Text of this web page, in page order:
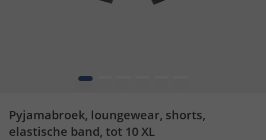
1
Pyjamabroek, loungewear, shorts,
elastische band, tot 10 XL